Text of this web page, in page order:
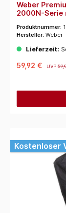
Weber
2000N-Serie
Produktnummer:
Hersteller: Weber
Lieferzeit:
59,92 € UVP
Kostenloser